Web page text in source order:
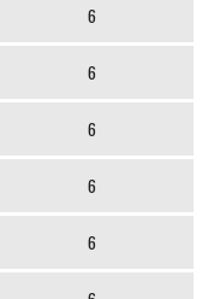
6
6
6
6
6